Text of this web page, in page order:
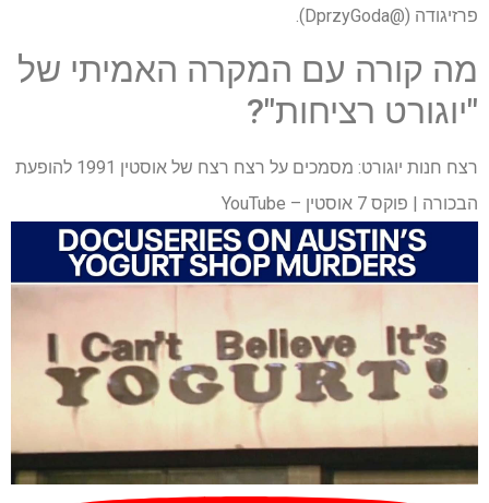
פרזיגודה (@DprzyGoda).
מה קורה עם המקרה האמיתי של
"יוגורט רציחות"?
רצח חנות יוגורט: מסמכים על רצח רצח של אוסטין 1991 להופעת
הבכורה | פוקס 7 אוסטין – YouTube